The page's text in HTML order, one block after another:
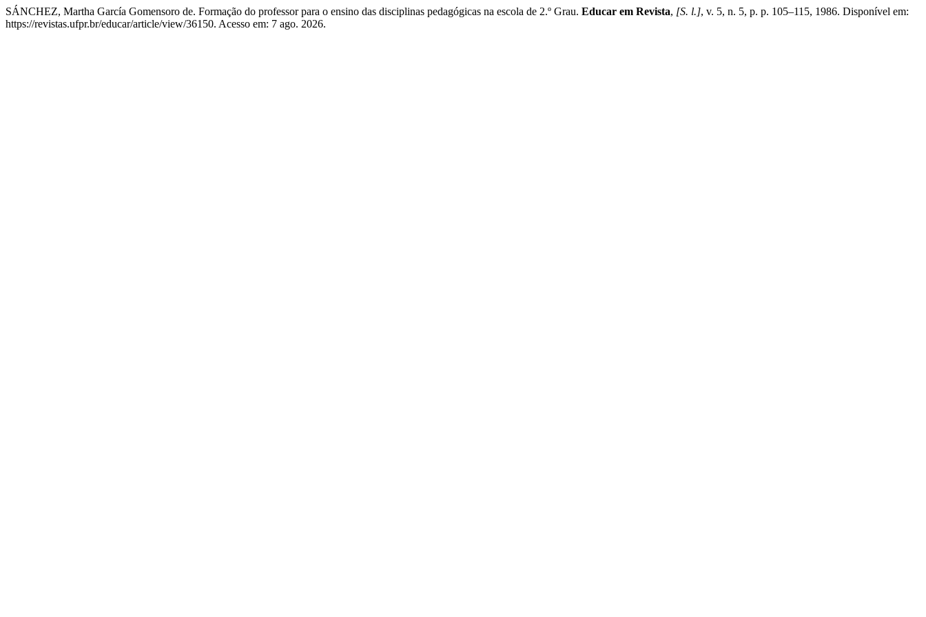
SÁNCHEZ, Martha García Gomensoro de. Formação do professor para o ensino das disciplinas pedagógicas na escola de 2.º Grau. Educar em Revista, [S. l.], v. 5, n. 5, p. p. 105–115, 1986. Disponível em:
https://revistas.ufpr.br/educar/article/view/36150. Acesso em: 7 ago. 2026.